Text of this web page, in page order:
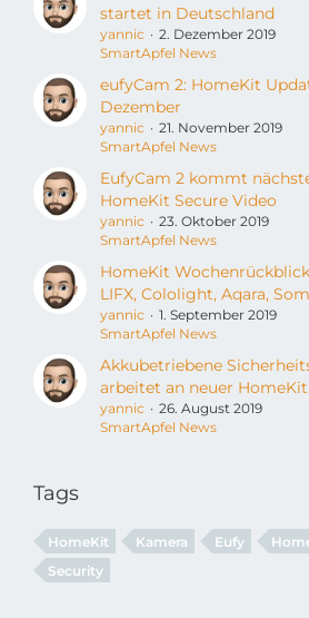
startet in Deutschland
yannic
2. Dezember 2019
SmartApfel News
eufyCam 2: HomeKit
Dezember
yannic
21. November 2019
SmartApfel News
EufyCam 2 kommt
HomeKit Secure Video
yannic
23. Oktober 2019
SmartApfel News
HomeKit
LIFX, Cololight, Aqara,
yannic
1. September 2019
SmartApfel News
Akkubetriebene
arbeitet an neuer
yannic
26. August 2019
SmartApfel News
Tags
HomeKit Kamera Eufy
Security